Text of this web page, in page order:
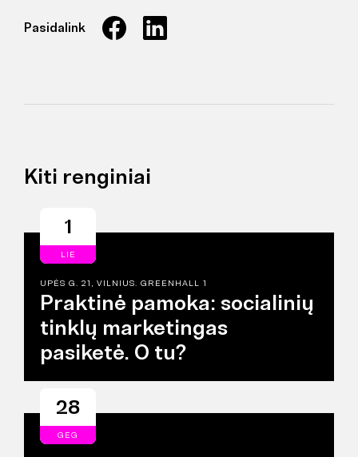
Pasidalink
Kiti renginiai
1
LIE
UPĖS G. 21, VILNIUS. GREENHALL 1
Praktinė pamoka: socialinių
tinklų marketingas
pasiketė. O tu?
28
GEG